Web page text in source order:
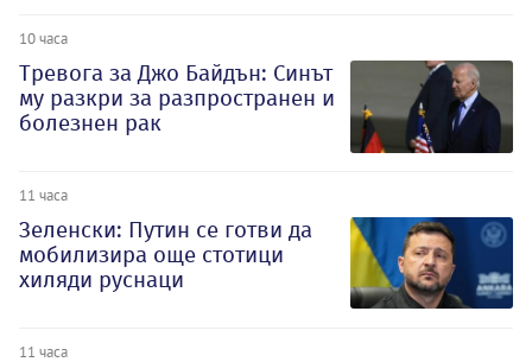
10 часа
Тревога за Джо Байдън: Синът
му разкри за разпространен и
болезнен рак
11 часа
Зеленски: Путин се готви да
мобилизира още стотици
хиляди руснаци
11 часа